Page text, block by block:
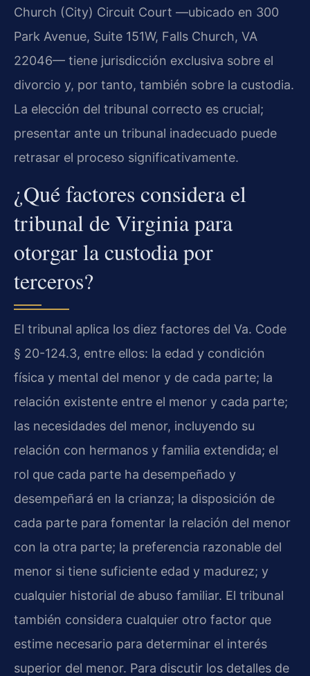
Church (City) Circuit Court —ubicado en 300
Park Avenue, Suite 151W, Falls Church, VA
22046— tiene jurisdicción exclusiva sobre el
divorcio y, por tanto, también sobre la custodia.
La elección del tribunal correcto es crucial;
presentar ante un tribunal inadecuado puede
retrasar el proceso significativamente.
¿Qué factores considera el
tribunal de Virginia para
otorgar la custodia por
terceros?
El tribunal aplica los diez factores del Va. Code
§ 20-124.3, entre ellos: la edad y condición
física y mental del menor y de cada parte; la
relación existente entre el menor y cada parte;
las necesidades del menor, incluyendo su
relación con hermanos y familia extendida; el
rol que cada parte ha desempeñado y
desempeñará en la crianza; la disposición de
cada parte para fomentar la relación del menor
con la otra parte; la preferencia razonable del
menor si tiene suficiente edad y madurez; y
cualquier historial de abuso familiar. El tribunal
también considera cualquier otro factor que
estime necesario para determinar el interés
superior del menor. Para discutir los detalles de